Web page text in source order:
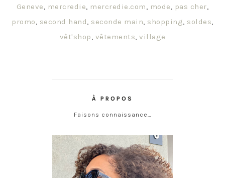
Geneve, mercredie, mercredie.com, mode, pas cher,
promo, second hand, seconde main, shopping, soldes,
vêt'shop, vêtements, village
À PROPOS
Faisons connaissance…